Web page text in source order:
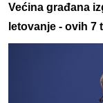
Većina građana
letovanje - ovih